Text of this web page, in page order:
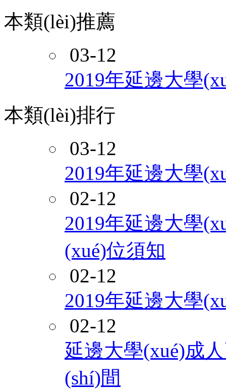
本類(lèi)推薦
03-12
2019年延邊大學
本類(lèi)排行
03-12
2019年延邊大學
02-12
2019年延邊大學
(xué)位須知
02-12
2019年延邊大學
02-12
延邊大學(xué)成
(shí)間